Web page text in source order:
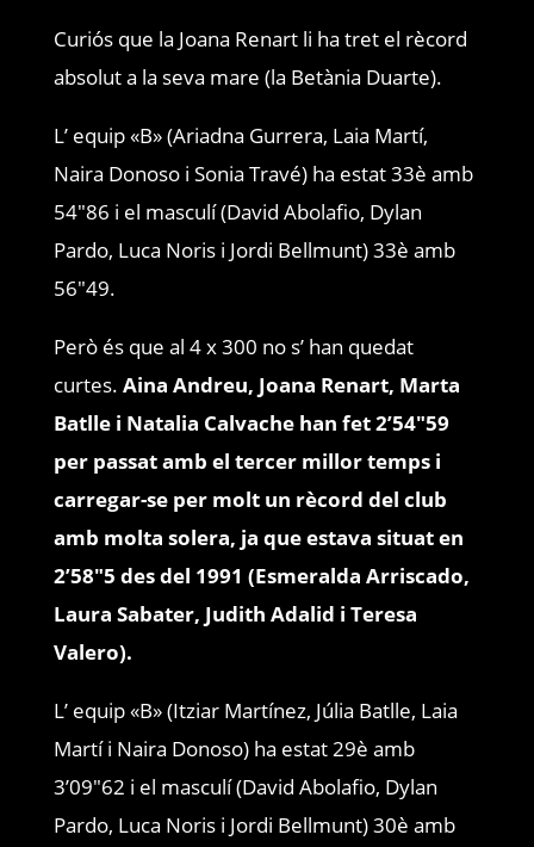
Curiós que la Joana Renart li ha tret el rècord
absolut a la seva mare (la Betània Duarte).
L’ equip «B» (Ariadna Gurrera, Laia Martí,
Naira Donoso i Sonia Travé) ha estat 33è amb
54″86 i el masculí (David Abolafio, Dylan
Pardo, Luca Noris i Jordi Bellmunt) 33è amb
56″49.
Però és que al 4 x 300 no s’ han quedat
curtes. Aina Andreu, Joana Renart, Marta
Batlle i Natalia Calvache han fet 2’54″59
per passat amb el tercer millor temps i
carregar-se per molt un rècord del club
amb molta solera, ja que estava situat en
2’58″5 des del 1991 (Esmeralda Arriscado,
Laura Sabater, Judith Adalid i Teresa
Valero).
L’ equip «B» (Itziar Martínez, Júlia Batlle, Laia
Martí i Naira Donoso) ha estat 29è amb
3’09″62 i el masculí (David Abolafio, Dylan
Pardo, Luca Noris i Jordi Bellmunt) 30è amb